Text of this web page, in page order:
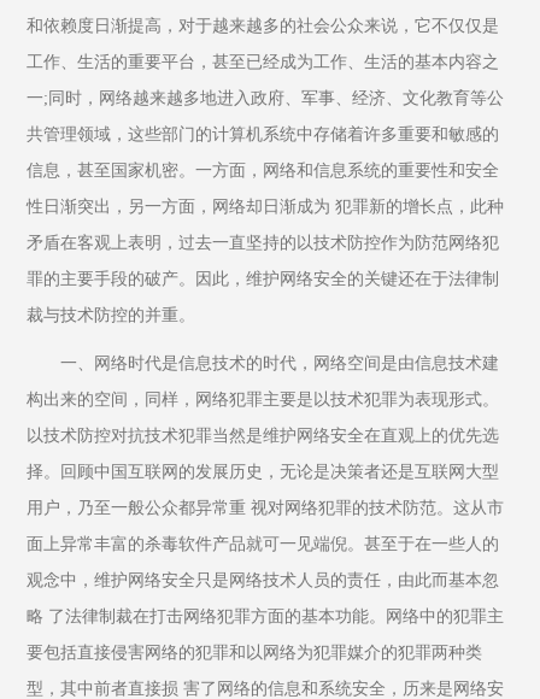
和依赖度日渐提高，对于越来越多的社会公众来说，它不仅仅是
工作、生活的重要平台，甚至已经成为工作、生活的基本内容之
一;同时，网络越来越多地进入政府、军事、经济、文化教育等公
共管理领域，这些部门的计算机系统中存储着许多重要和敏感的
信息，甚至国家机密。一方面，网络和信息系统的重要性和安全
性日渐突出，另一方面，网络却日渐成为 犯罪新的增长点，此种
矛盾在客观上表明，过去一直坚持的以技术防控作为防范网络犯
罪的主要手段的破产。因此，维护网络安全的关键还在于法律制
裁与技术防控的并重。
一、网络时代是信息技术的时代，网络空间是由信息技术建
构出来的空间，同样，网络犯罪主要是以技术犯罪为表现形式。
以技术防控对抗技术犯罪当然是维护网络安全在直观上的优先选
择。回顾中国互联网的发展历史，无论是决策者还是互联网大型
用户，乃至一般公众都异常重 视对网络犯罪的技术防范。这从市
面上异常丰富的杀毒软件产品就可一见端倪。甚至于在一些人的
观念中，维护网络安全只是网络技术人员的责任，由此而基本忽
略 了法律制裁在打击网络犯罪方面的基本功能。网络中的犯罪主
要包括直接侵害网络的犯罪和以网络为犯罪媒介的犯罪两种类
型，其中前者直接损 害了网络的信息和系统安全，历来是网络安